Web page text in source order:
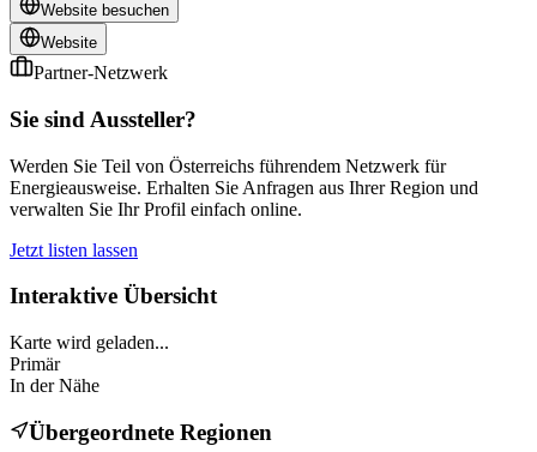
Website besuchen
Website
Partner-Netzwerk
Sie sind Aussteller?
Werden Sie Teil von Österreichs führendem Netzwerk für
Energieausweise. Erhalten Sie Anfragen aus Ihrer Region und
verwalten Sie Ihr Profil einfach online.
Jetzt listen lassen
Interaktive Übersicht
Karte wird geladen...
Primär
In der Nähe
Übergeordnete Regionen